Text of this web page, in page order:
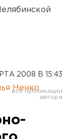
2008 В 15:43
Ненко